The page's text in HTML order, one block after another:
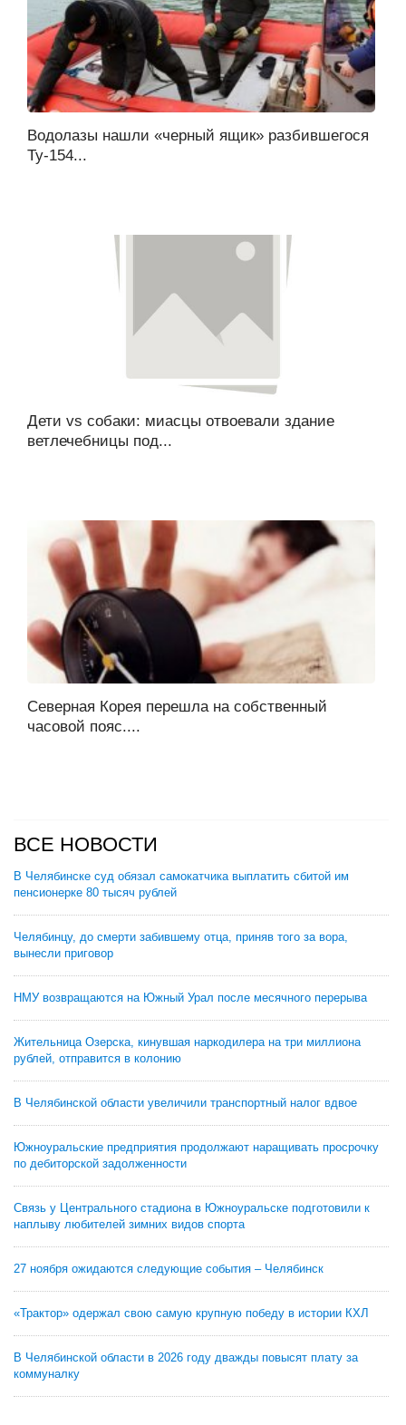
Водолазы нашли «черный ящик» разбившегося
Ту-154...
Дети vs собаки: миасцы отвоевали здание
ветлечебницы под...
Северная Корея перешла на собственный
часовой пояс....
ВСЕ НОВОСТИ
В Челябинске суд обязал самокатчика выплатить сбитой им
пенсионерке 80 тысяч рублей
Челябинцу, до смерти забившему отца, приняв того за вора,
вынесли приговор
НМУ возвращаются на Южный Урал после месячного перерыва
Жительница Озерска, кинувшая наркодилера на три миллиона
рублей, отправится в колонию
В Челябинской области увеличили транспортный налог вдвое
Южноуральские предприятия продолжают наращивать просрочку
по дебиторской задолженности
Связь у Центрального стадиона в Южноуральске подготовили к
наплыву любителей зимних видов спорта
27 ноября ожидаются следующие события – Челябинск
«Трактор» одержал свою самую крупную победу в истории КХЛ
В Челябинской области в 2026 году дважды повысят плату за
коммуналку